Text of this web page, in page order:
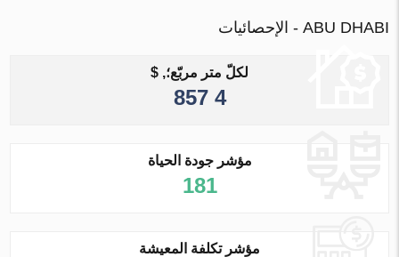
ABU DHABI - الإحصائيات
لكلّ متر مربّع؛, $
4 857
مؤشر جودة الحياة
181
مؤشر تكلفة المعيشة